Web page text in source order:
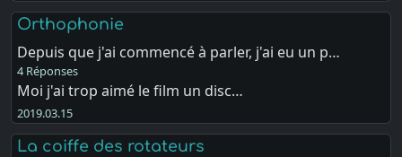
Orthophonie
Depuis que j'ai commencé à parler, j'ai eu un p…
4 Réponses
Moi j'ai trop aimé le film un disc…
2019.03.15
La coiffe des rotateurs